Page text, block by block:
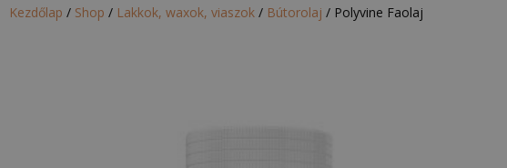
Kezdőlap / Shop / Lakkok, waxok, viaszok / Bútorolaj / Polyvine Faolaj